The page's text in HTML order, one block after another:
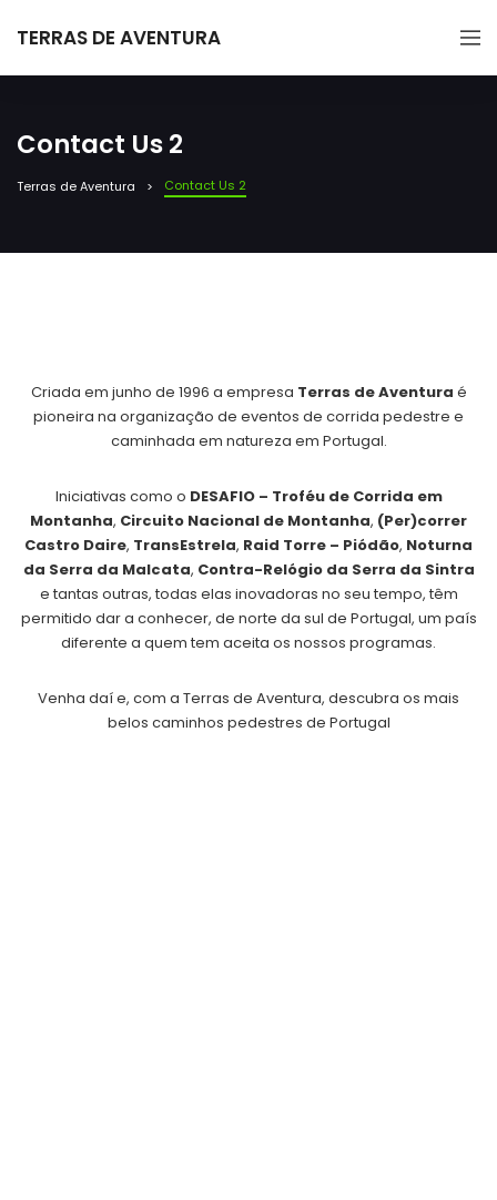
TERRAS DE AVENTURA
Contact Us 2
Terras de Aventura Contact Us 2
Criada em junho de 1996 a empresa Terras de Aventura é
pioneira na organização de eventos de corrida pedestre e
caminhada em natureza em Portugal.
Iniciativas como o DESAFIO – Troféu de Corrida em
Montanha, Circuito Nacional de Montanha, (Per)correr
Castro Daire, TransEstrela, Raid Torre – Piódão, Noturna
da Serra da Malcata, Contra-Relógio da Serra da Sintra
e tantas outras, todas elas inovadoras no seu tempo, têm
permitido dar a conhecer, de norte da sul de Portugal, um país
diferente a quem tem aceita os nossos programas.
Venha daí e, com a Terras de Aventura, descubra os mais
belos caminhos pedestres de Portugal